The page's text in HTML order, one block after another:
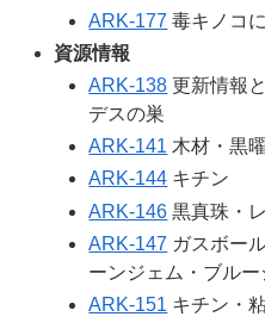
ARK-177 毒キノコ
資源情報
ARK-138 更新情報
デスの巣
ARK-141 木材・黒
ARK-144 キチン
ARK-146 黒真珠・
ARK-147 ガスボー
ーンジェム・ブル
ARK-151 キチン・